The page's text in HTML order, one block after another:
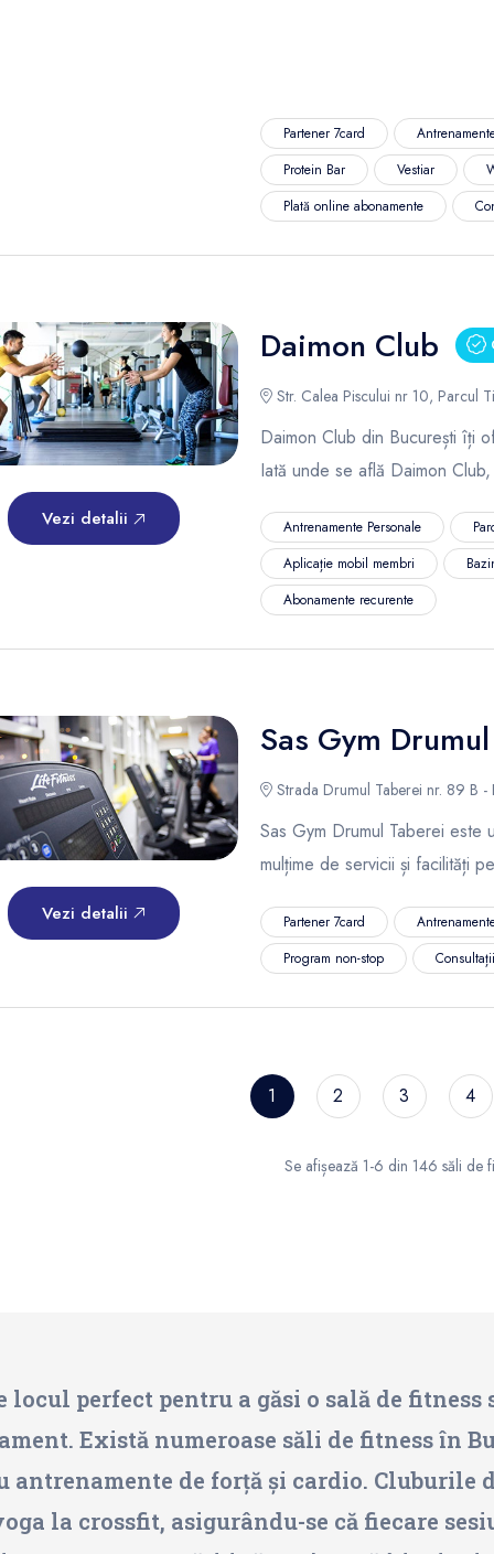
Partener 7card
Protein Bar
Vestiar
Plată online abonamente
Vezi detalii
Daimon Club
Str. Calea Piscului nr 10, Parcul
Daimon Club din București îți
Iată unde se află Daimon
Antrenamente Personale
Aplicație mobil membri
Abonamente recurente
Vezi detalii
Sas Gym
Strada Drumul Taberei nr. 89 B -
Sas Gym Drumul Taberei
mulțime de servicii și facilități
Partener 7card
Program non-stop
1 2 3 4
Se afișează 1-6 din 146 săli de
perfect pentru a găsi o sală de fitness
Există numeroase săli de fitness în
de forță și cardio. Cluburile
la crossfit, asigurându-se că fiecare